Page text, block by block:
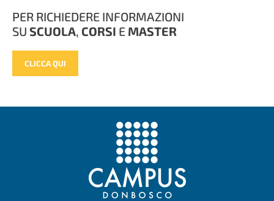
PER RICHIEDERE INFORMAZIONI
SU SCUOLA, CORSI E MASTER
CLICCA QUI